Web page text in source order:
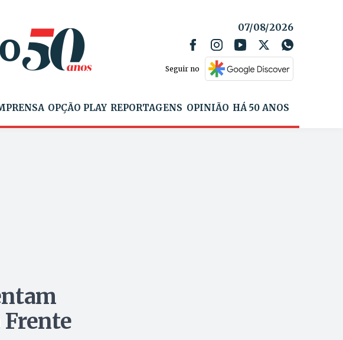
07/08/2026
Seguir no
OPÇÃO PLAY REPORTAGENS OPINIÃO HÁ 50 ANOS